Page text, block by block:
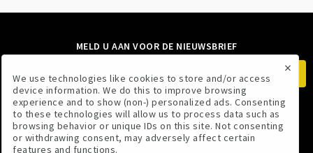
MELD U AAN VOOR DE NIEUWSBRIEF
VOLG ONS
×
We use technologies like cookies to store and/or access
device information. We do this to improve browsing
experience and to show (non-) personalized ads. Consenting
to these technologies will allow us to process data such as
browsing behavior or unique IDs on this site. Not consenting
or withdrawing consent, may adversely affect certain
features and functions.